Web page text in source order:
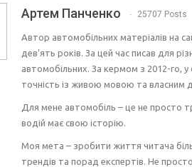
Артем Панченко 25707 Posts
Автор автомобільних матеріалів на
дев’ять років. За цей час писав для
автомобільних. За кермом з 2012-го, у
точність із живою мовою та власним
Для мене автомобіль – це не просто
водій має свою історію.
Моя мета – зробити життя читача
трендів та порад експертів. Не